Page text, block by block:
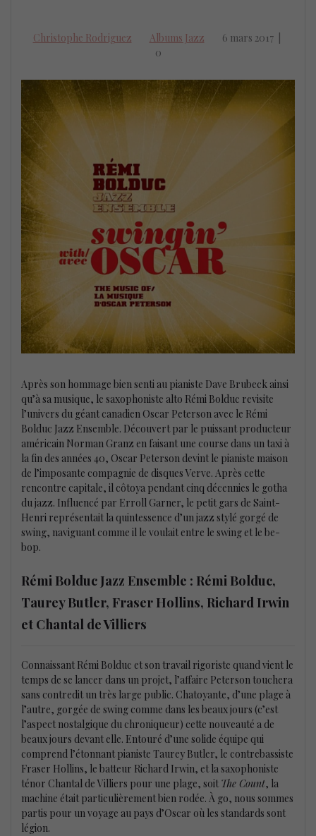
Christophe Rodriguez Albums Jazz 6 mars 2017|
0
Après son hommage bien senti au pianiste Dave Brubeck ainsi
qu’à sa musique, le saxophoniste alto Rémi Bolduc revisite
l’univers du géant canadien Oscar Peterson avec le Rémi
Bolduc Jazz Ensemble. Découvert par le puissant producteur
américain Norman Granz en faisant une course dans un taxi à
la fin des années 40, Oscar Peterson devint le pianiste maison
de l’imposante compagnie de disques Verve. Après cette
rencontre capitale, il côtoya pendant cinq décennies le gotha
du jazz. Influencé par Erroll Garner, le petit gars de Saint-
Henri représentait la quintessence d’un jazz stylé gorgé de
swing, naviguant comme il le voulait entre le swing et le be-
bop.
Rémi Bolduc Jazz Ensemble : Rémi Bolduc,
Taurey Butler, Fraser Hollins, Richard Irwin
et Chantal de Villiers
Connaissant Rémi Bolduc et son travail rigoriste quand vient le
temps de se lancer dans un projet, l’affaire Peterson touchera
sans contredit un très large public. Chatoyante, d’une plage à
l’autre, gorgée de swing comme dans les beaux jours (c’est
l’aspect nostalgique du chroniqueur) cette nouveauté a de
beaux jours devant elle. Entouré d’une solide équipe qui
comprend l’étonnant pianiste Taurey Butler, le contrebassiste
Fraser Hollins, le batteur Richard Irwin, et la saxophoniste
ténor Chantal de Villiers pour une plage, soitThe Count, la
machine était particulièrement bien rodée. À go, nous sommes
partis pour un voyage au pays d’Oscar où les standards sont
légion.